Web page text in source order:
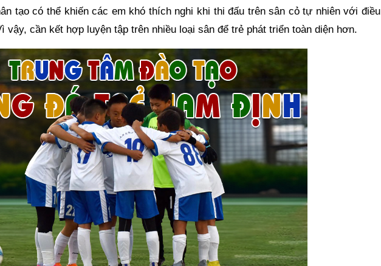
tạo có thể khiến các em khó thích nghi khi thi đấu trên sân cỏ tự nhiên với điều
vậy, cần kết hợp luyện tập trên nhiều loại sân để trẻ phát triển toàn diện hơn.